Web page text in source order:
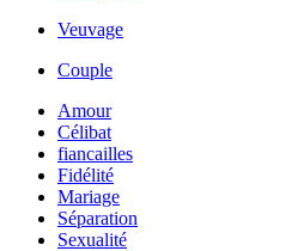
Veuvage
Couple
Amour
Célibat
fiancailles
Fidélité
Mariage
Séparation
Sexualité